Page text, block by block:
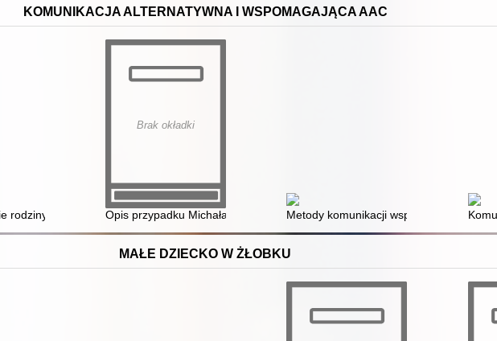
KOMUNIKACJA ALTERNATYWNA I WSPOMAGAJĄCA AAC
rodziny dziecka z zespołem Retta ze szczególnym uwzględnieniem roli komunikacji
Brak okładki
Opis przypadku Michała J. : użytkownika komunikacji symbolicznej Blissa
Metody komunikacji wspomagającej i
MAŁE DZIECKO W ŻŁOBKU